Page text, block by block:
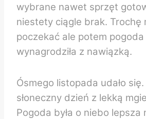
wybrane nawet sprzęt
niestety ciągle brak. Trochę
poczekać ale potem
wynagrodziła z nawiązką.
Ósmego listopada udało się.
słoneczny dzień z lekką
Pogoda była o niebo lepsza